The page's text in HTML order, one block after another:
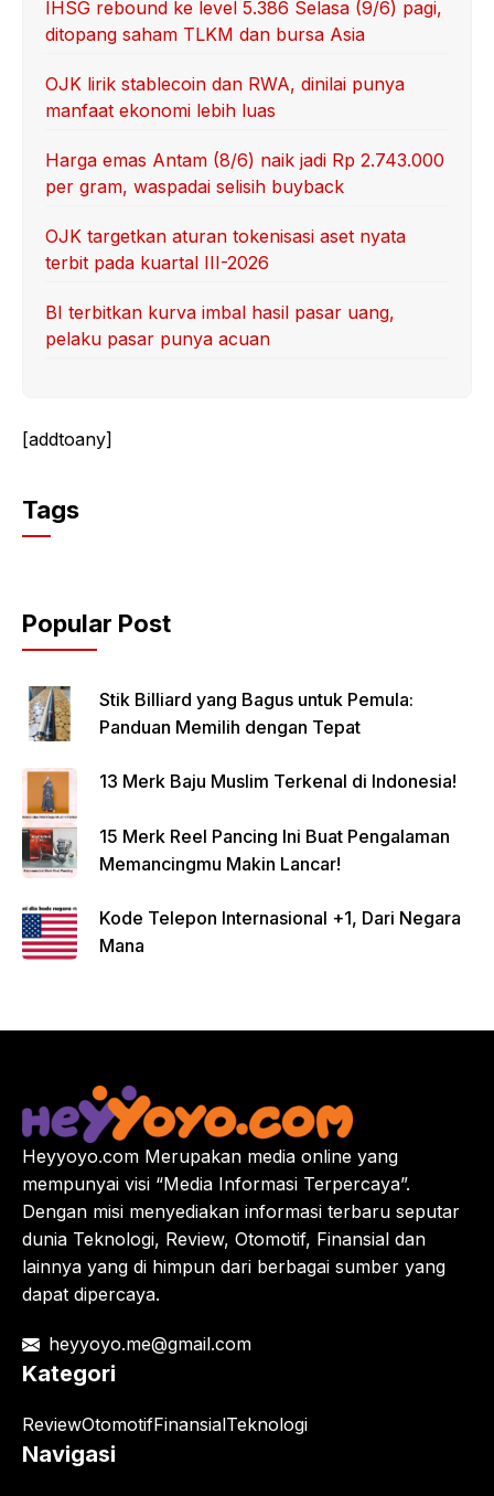
IHSG rebound ke level 5.386 Selasa (9/6) pagi,
ditopang saham TLKM dan bursa Asia
OJK lirik stablecoin dan RWA, dinilai punya
manfaat ekonomi lebih luas
Harga emas Antam (8/6) naik jadi Rp 2.743.000
per gram, waspadai selisih buyback
OJK targetkan aturan tokenisasi aset nyata
terbit pada kuartal III-2026
BI terbitkan kurva imbal hasil pasar uang,
pelaku pasar punya acuan
[addtoany]
Tags
Popular Post
Stik Billiard yang Bagus untuk Pemula:
Panduan Memilih dengan Tepat
13 Merk Baju Muslim Terkenal di Indonesia!
15 Merk Reel Pancing Ini Buat Pengalaman
Memancingmu Makin Lancar!
Kode Telepon Internasional +1, Dari Negara
Mana
Heyyoyo.com Merupakan media online yang
mempunyai visi “Media Informasi Terpercaya”.
Dengan misi menyediakan informasi terbaru seputar
dunia Teknologi, Review, Otomotif, Finansial dan
lainnya yang di himpun dari berbagai sumber yang
dapat dipercaya.
heyyoyo.me@gmail.com
Kategori
ReviewOtomotifFinansialTeknologi
Navigasi